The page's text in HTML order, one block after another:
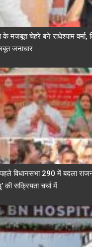
के मजबूत चेहरे बने राधेश्याम
जनाधार
विधानसभा 290 में बदला
की सक्रियता चर्चा में